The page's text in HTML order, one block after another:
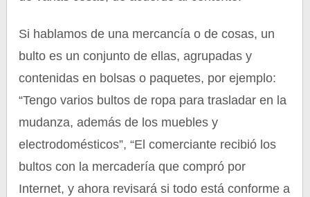
Si hablamos de una mercancía o de cosas, un
bulto es un conjunto de ellas, agrupadas y
contenidas en bolsas o paquetes, por ejemplo:
“Tengo varios bultos de ropa para trasladar en la
mudanza, además de los muebles y
electrodomésticos”, “El comerciante recibió los
bultos con la mercadería que compró por
Internet, y ahora revisará si todo está conforme a